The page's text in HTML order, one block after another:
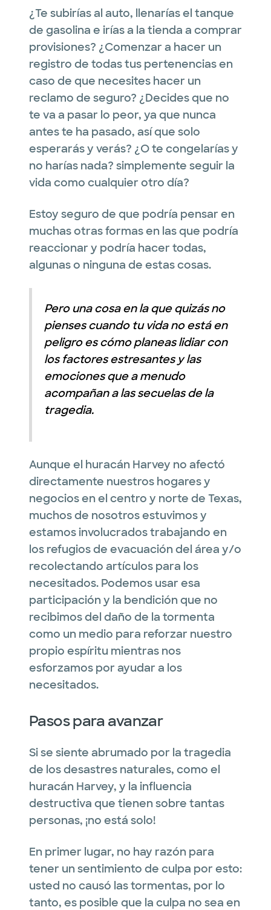
¿Te subirías al auto, llenarías el tanque
de gasolina e irías a la tienda a comprar
provisiones? ¿Comenzar a hacer un
registro de todas tus pertenencias en
caso de que necesites hacer un
reclamo de seguro? ¿Decides que no
te va a pasar lo peor, ya que nunca
antes te ha pasado, así que solo
esperarás y verás? ¿O te congelarías y
no harías nada? simplemente seguir la
vida como cualquier otro día?
Estoy seguro de que podría pensar en
muchas otras formas en las que podría
reaccionar y podría hacer todas,
algunas o ninguna de estas cosas.
Pero una cosa en la que quizás no
pienses cuando tu vida no está en
peligro es cómo planeas lidiar con
los factores estresantes y las
emociones que a menudo
acompañan a las secuelas de la
tragedia.
Aunque el huracán Harvey no afectó
directamente nuestros hogares y
negocios en el centro y norte de Texas,
muchos de nosotros estuvimos y
estamos involucrados trabajando en
los refugios de evacuación del área y/o
recolectando artículos para los
necesitados. Podemos usar esa
participación y la bendición que no
recibimos del daño de la tormenta
como un medio para reforzar nuestro
propio espíritu mientras nos
esforzamos por ayudar a los
necesitados.
Pasos para avanzar
Si se siente abrumado por la tragedia
de los desastres naturales, como el
huracán Harvey, y la influencia
destructiva que tienen sobre tantas
personas, ¡no está solo!
En primer lugar, no hay razón para
tener un sentimiento de culpa por esto:
usted no causó las tormentas, por lo
tanto, es posible que la culpa no sea en